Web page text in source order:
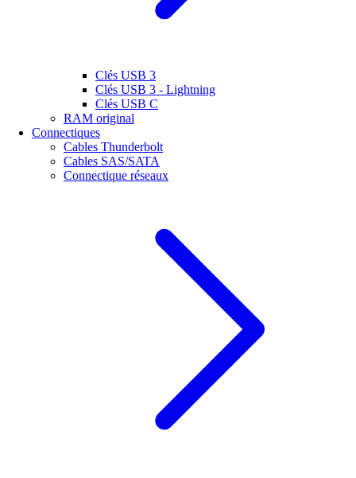
Clés USB 3
Clés USB 3 - Lightning
Clés USB C
RAM original
Connectiques
Cables Thunderbolt
Cables SAS/SATA
Connectique réseaux